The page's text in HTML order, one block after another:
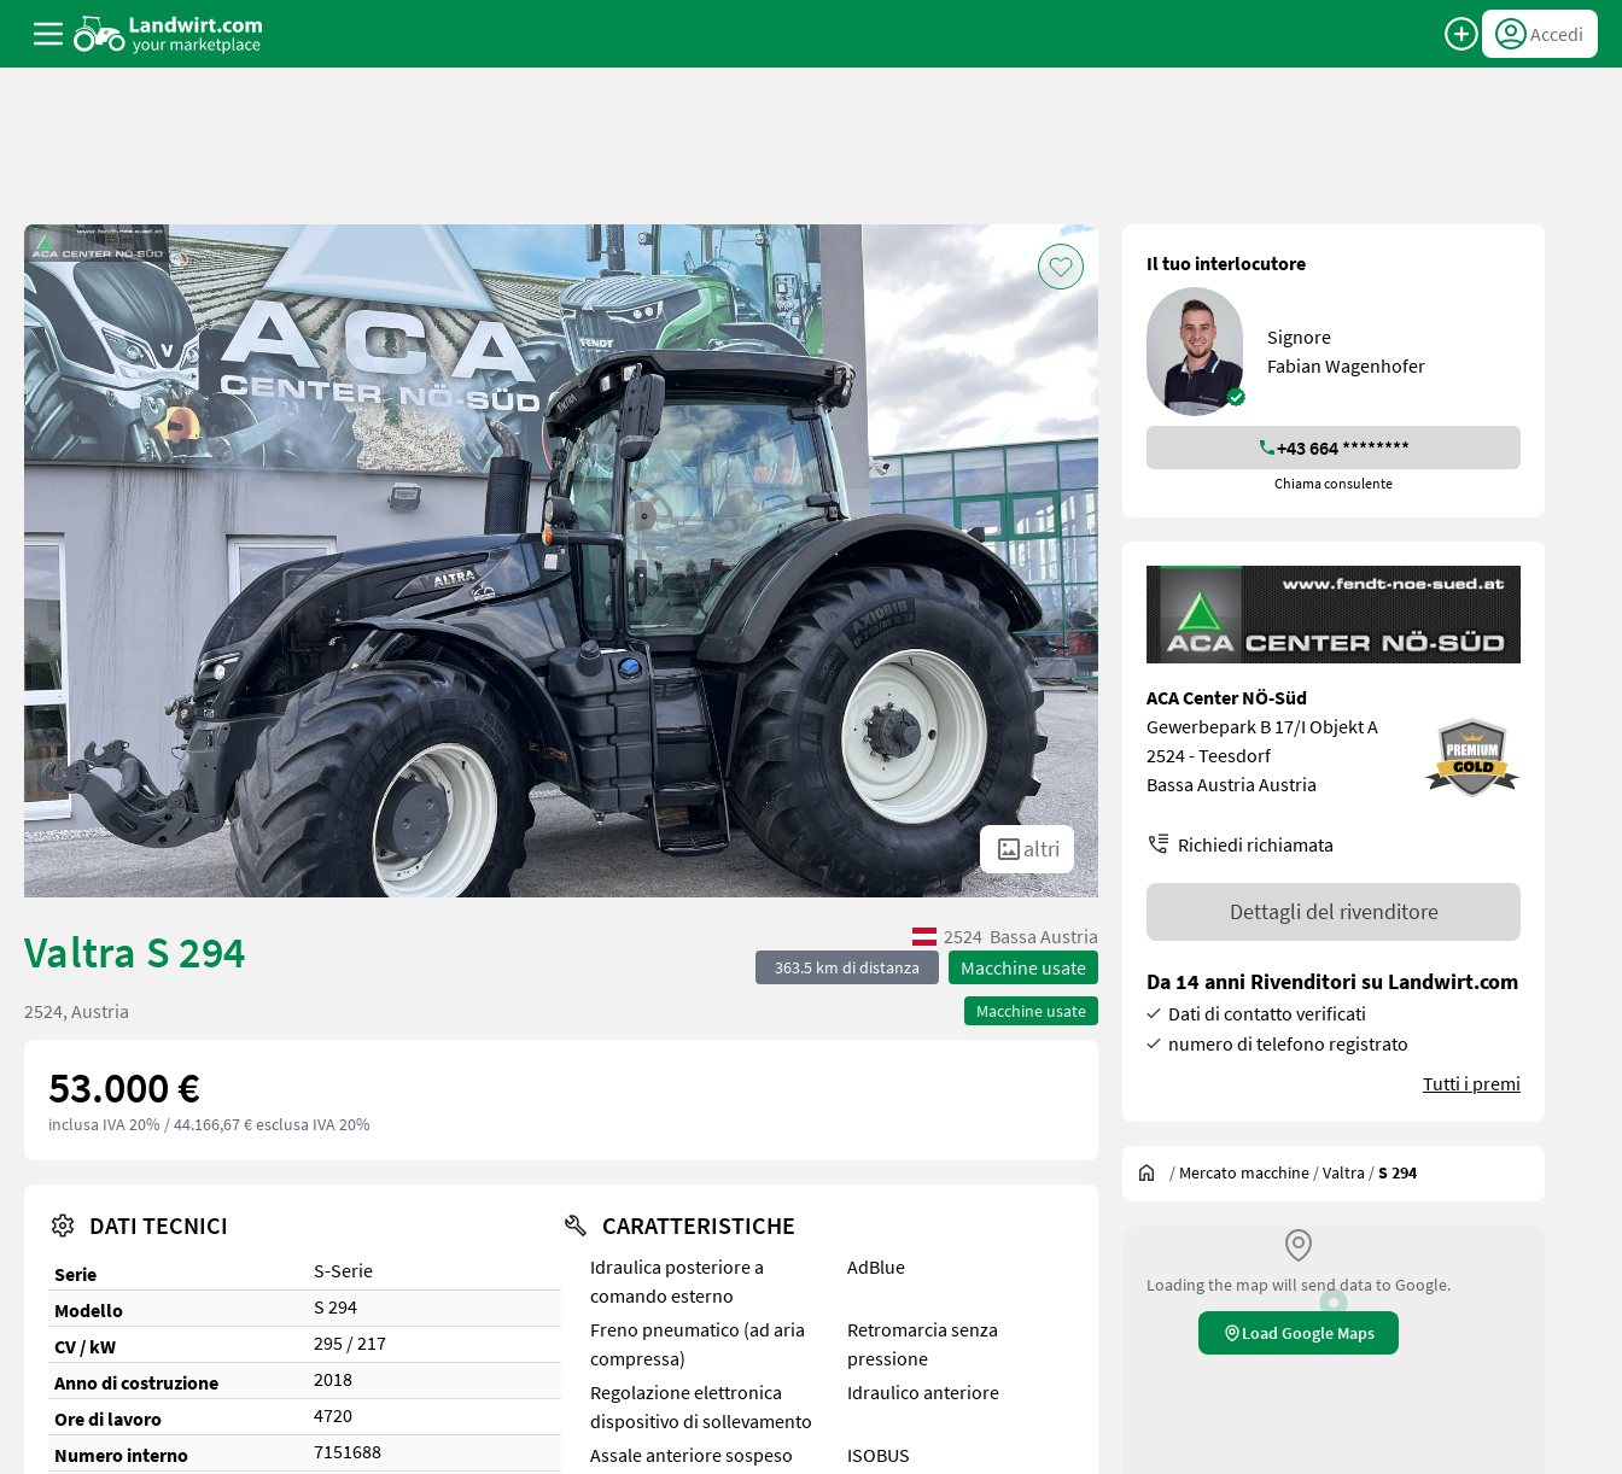
Accedi
altri
Valtra S 294 2524 Bassa Austria
363.5 km di distanza Macchine usate
Macchine usate
2524, Austria
53.000 €
inclusa IVA 20% / 44.166,67 € esclusa IVA 20%
DATI TECNICI
Serie
S-Serie
Modello
S 294
CV / kW
295 / 217
Anno di costruzione
2018
Ore di lavoro
4720
Numero interno
7151688
CARATTERISTICHE
Idraulica posteriore a
comando esterno
AdBlue
Freno pneumatico (ad aria
compressa)
Retromarcia senza
pressione
Regolazione elettronica
dispositivo di sollevamento
Idraulico anteriore
Assale anteriore sospeso
ISOBUS
Il tuo interlocutore
Signore
Fabian Wagenhofer
+43 664 ********
Chiama consulente
ACA Center NÖ-Süd
Gewerbepark B 17/I Objekt A
2524 - Teesdorf
Bassa Austria Austria
Richiedi richiamata
Dettagli del rivenditore
Da 14 anni Rivenditori su Landwirt.com
Dati di contatto verificati
numero di telefono registrato
Tutti i premi
/ Mercato macchine /Valtra /S 294
Loading the map will send data to Google.
Load Google Maps